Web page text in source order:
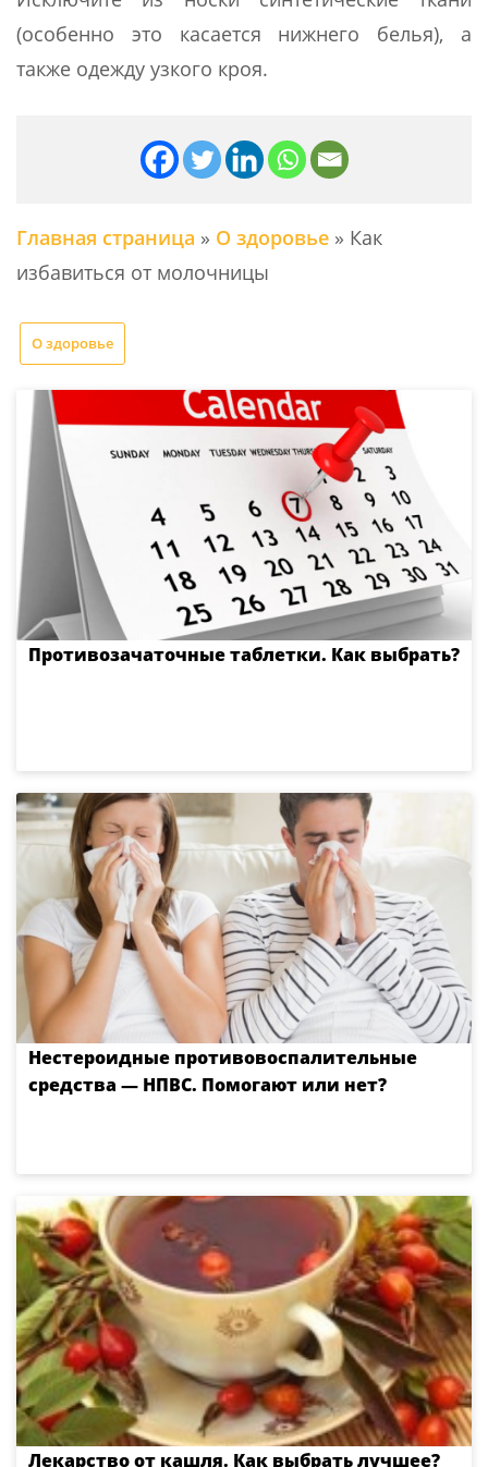
(особенно это касается нижнего белья), а
также одежду узкого кроя.
Главная страница » О здоровье » Как
избавиться от молочницы
О здоровье
Противозачаточные таблетки. Как выбрать?
Нестероидные противовоспалительные
средства — НПВС. Помогают или нет?
Лекарство от кашля. Как выбрать лучшее?